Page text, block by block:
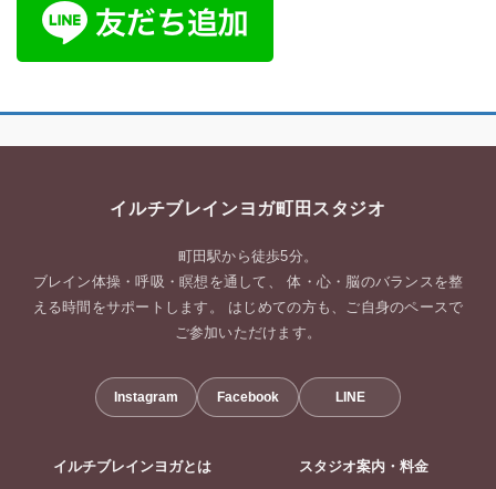
イルチブレインヨガ町田スタジオ
町田駅から徒歩5分。
ブレイン体操・呼吸・瞑想を通して、 体・心・脳のバランスを整
える時間をサポートします。 はじめての方も、ご自身のペースで
ご参加いただけます。
Instagram Facebook LINE
イルチブレインヨガとは スタジオ案内・料金